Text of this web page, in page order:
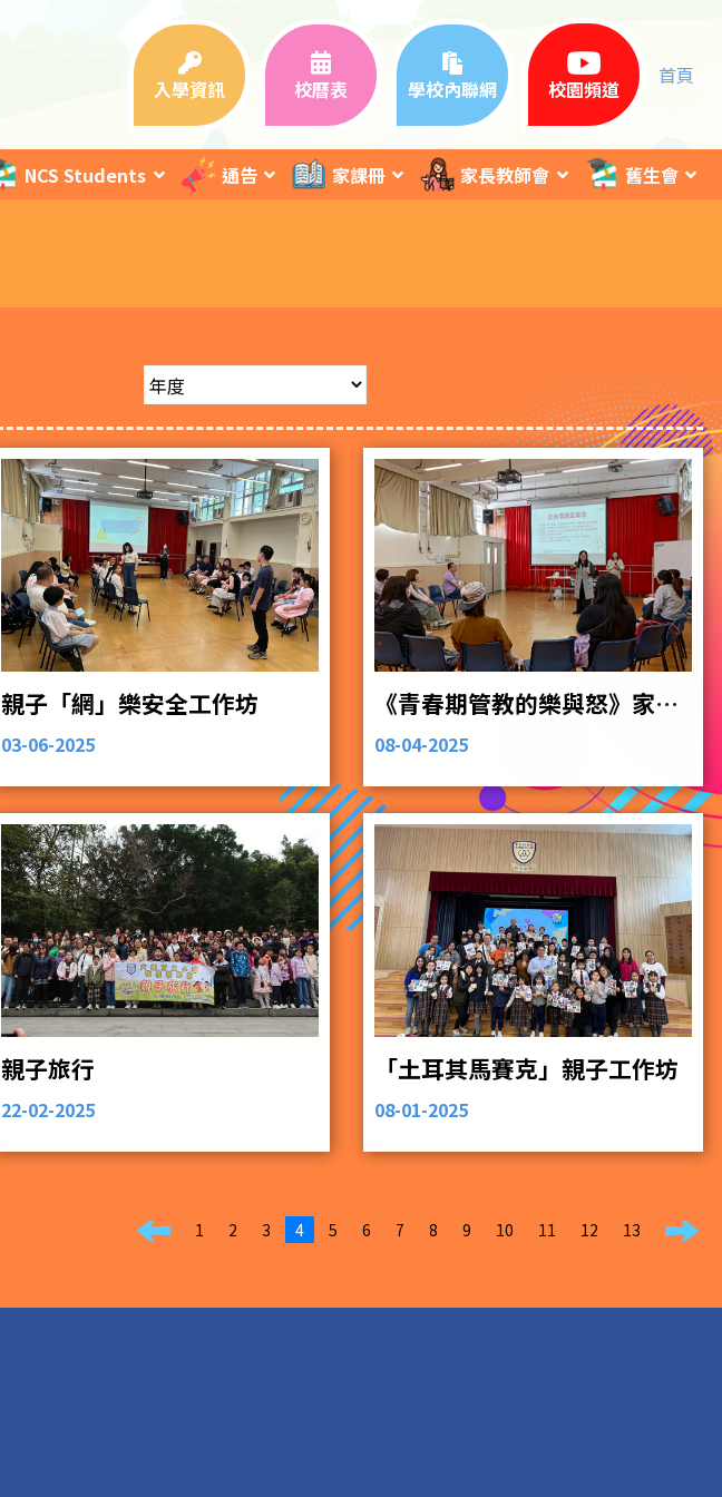
入學資訊 校曆表 學校內聯網 校園頻道
首頁
NCS Students 通告 家課冊 家長教師會 舊生會
親子「網」樂安全工作坊
03-06-2025
《青春期管教的樂與怒》家長工作坊
08-04-2025
親子旅行
22-02-2025
「土耳其馬賽克」親子工作坊
08-01-2025
1 2 3 4 5 6 7 8 9 10 11 12 13